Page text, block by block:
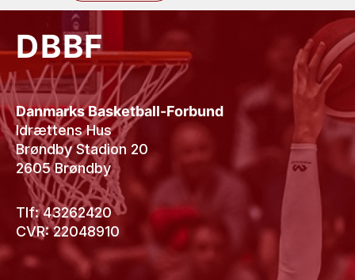
DBBF
Danmarks Basketball-Forbund
Idrættens Hus
Brøndby Stadion 20
2605 Brøndby
Tlf: 43262420
CVR: 22048910